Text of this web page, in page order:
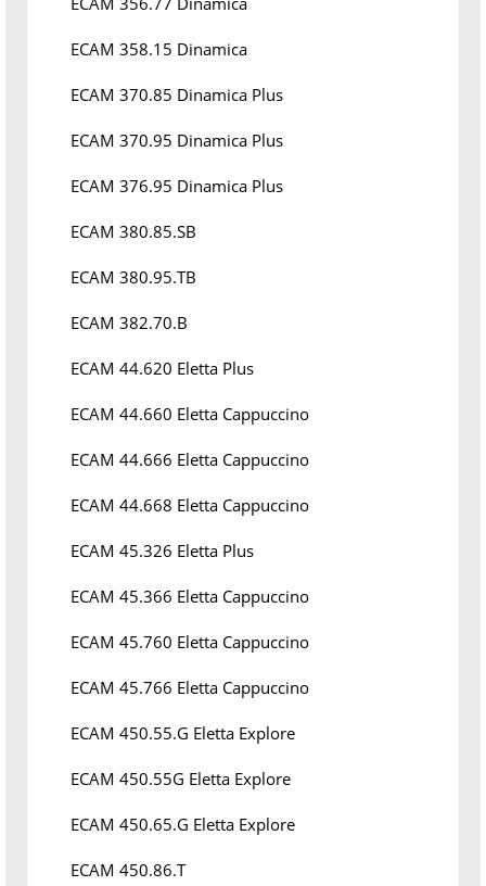
ECAM 358.15 Dinamica
ECAM 370.85 Dinamica Plus
ECAM 370.95 Dinamica Plus
ECAM 376.95 Dinamica Plus
ECAM 380.85.SB
ECAM 380.95.TB
ECAM 382.70.B
ECAM 44.620 Eletta Plus
ECAM 44.660 Eletta Cappuccino
ECAM 44.666 Eletta Cappuccino
ECAM 44.668 Eletta Cappuccino
ECAM 45.326 Eletta Plus
ECAM 45.366 Eletta Cappuccino
ECAM 45.760 Eletta Cappuccino
ECAM 45.766 Eletta Cappuccino
ECAM 450.55.G Eletta Explore
ECAM 450.55G Eletta Explore
ECAM 450.65.G Eletta Explore
ECAM 450.86.T